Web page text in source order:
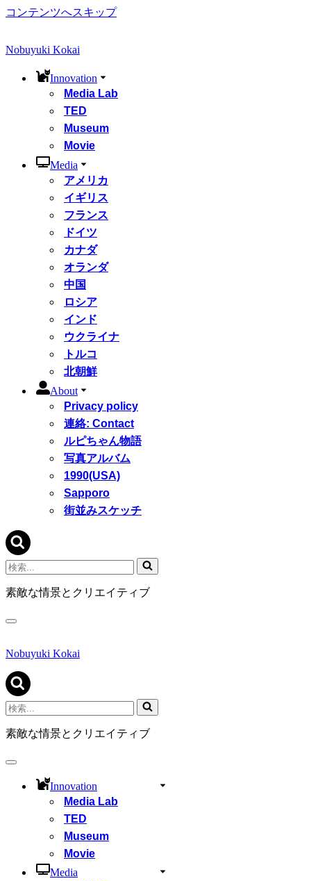
コンテンツへスキップ
Nobuyuki Kokai
Innovation
Media Lab
TED
Museum
Movie
Media
アメリカ
イギリス
フランス
ドイツ
カナダ
オランダ
中国
ロシア
インド
ウクライナ
トルコ
北朝鮮
About
Privacy policy
連絡: Contact
ルピちゃん物語
写真アルバム
1990(USA)
Sapporo
街並みスケッチ
検
索...
素敵な情景とクリエイティブ
ナ
ゲ
シ
ョ
ン
メ
ニ
ュ
Nobuyuki Kokai
検
索...
素敵な情景とクリエイティブ
ナ
Innovation
Media Lab
TED
Museum
Movie
Media